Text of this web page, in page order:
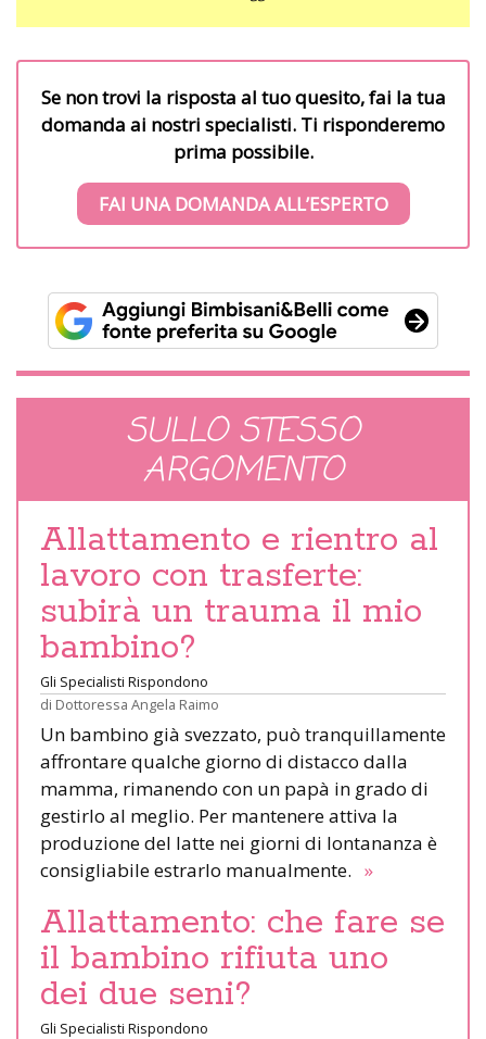
Se non trovi la risposta al tuo quesito, fai la tua
domanda ai nostri specialisti. Ti risponderemo
prima possibile.
FAI UNA DOMANDA ALL’ESPERTO
SULLO STESSO
ARGOMENTO
Allattamento e rientro al
lavoro con trasferte:
subirà un trauma il mio
bambino?
Gli Specialisti Rispondono
di Dottoressa Angela Raimo
Un bambino già svezzato, può tranquillamente
affrontare qualche giorno di distacco dalla
mamma, rimanendo con un papà in grado di
gestirlo al meglio. Per mantenere attiva la
produzione del latte nei giorni di lontananza è
consigliabile estrarlo manualmente. »
Allattamento: che fare se
il bambino rifiuta uno
dei due seni?
Gli Specialisti Rispondono